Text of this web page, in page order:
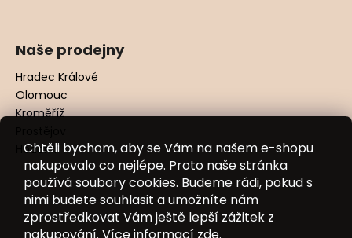
Chtěli bychom, aby se Vám na našem e-shopu
nakupovalo co nejlépe. Proto naše stránka
používá soubory cookies. Budeme rádi, pokud s
nimi budete souhlasit a umožníte nám
zprostředkovat Vám ještě lepší zážitek z
Naše prodejny
Hradec Králové
Olomouc
Kroměříž
Hodonín